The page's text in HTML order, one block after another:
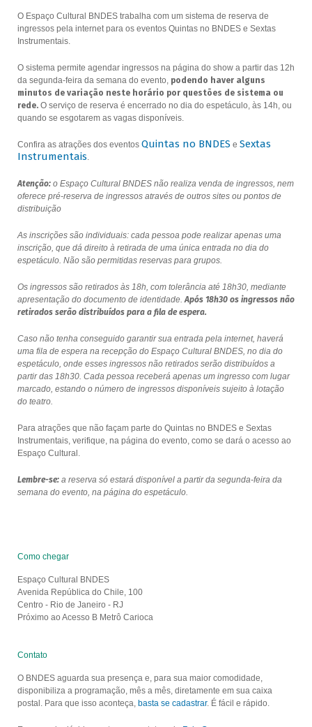
O Espaço Cultural BNDES trabalha com um sistema de reserva de
ingressos pela internet para os eventos Quintas no BNDES e Sextas
Instrumentais.
O sistema permite agendar ingressos na página do show a partir das 12h
da segunda-feira da semana do evento, podendo haver alguns
minutos de variação neste horário por questões de sistema ou
rede.O serviço de reserva é encerrado no dia do espetáculo, às 14h, ou
quando se esgotarem as vagas disponíveis.
Confira as atrações dos eventos Quintas no BNDES e Sextas
Instrumentais.
Atenção:o Espaço Cultural BNDES não realiza venda de ingressos, nem
oferece pré-reserva de ingressos através de outros sites ou pontos de
distribuição
As inscrições são individuais: cada pessoa pode realizar apenas uma
inscrição, que dá direito à retirada de uma única entrada no dia do
espetáculo. Não são permitidas reservas para grupos.
Os ingressos são retirados às 18h, com tolerância até 18h30, mediante
apresentação do documento de identidade.Após 18h30 os ingressos não
retirados serão distribuídos para a fila de espera.
Caso não tenha conseguido garantir sua entrada pela internet, haverá
uma fila de espera na recepção do Espaço Cultural BNDES, no dia do
espetáculo, onde esses ingressos não retirados serão distribuídos a
partir das 18h30. Cada pessoa receberá apenas um ingresso com lugar
marcado, estando o número de ingressos disponíveis sujeito à lotação
do teatro.
Para atrações que não façam parte do Quintas no BNDES e Sextas
Instrumentais, verifique, na página do evento, como se dará o acesso ao
Espaço Cultural.
Lembre-se:a reserva só estará disponível a partir da segunda-feira da
semana do evento, na página do espetáculo.
Como chegar
Espaço Cultural BNDES
Avenida República do Chile, 100
Centro - Rio de Janeiro - RJ
Próximo ao Acesso B Metrô Carioca
Contato
O BNDES aguarda sua presença e, para sua maior comodidade,
disponibiliza a programação, mês a mês, diretamente em sua caixa
postal. Para que isso aconteça, basta se cadastrar. É fácil e rápido.